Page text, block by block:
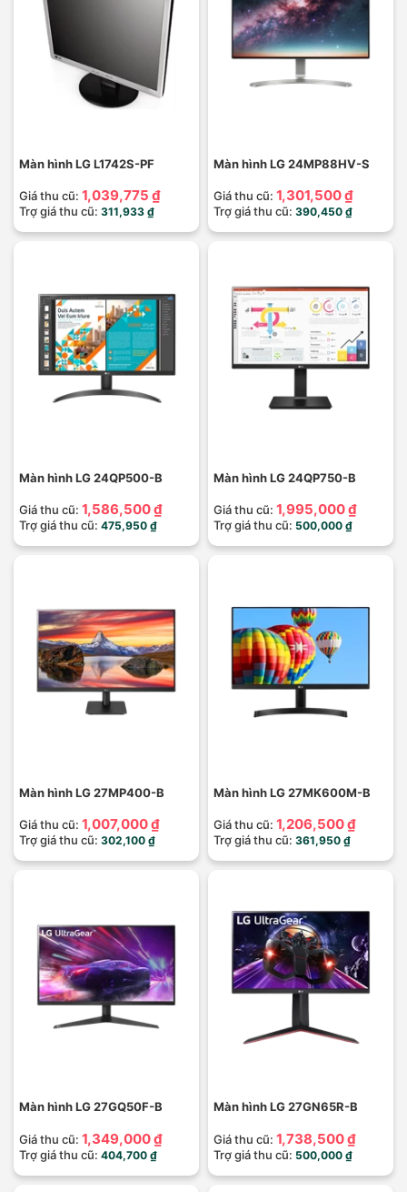
Màn hình LG L1742S-PF
Giá thu cũ: 1,039,775 ₫
Trợ giá thu cũ: 311,933 ₫
Màn hình LG 24MP88HV-S
Giá thu cũ: 1,301,500 ₫
Trợ giá thu cũ: 390,450 ₫
Màn hình LG 24QP500-B
Giá thu cũ: 1,586,500 ₫
Trợ giá thu cũ: 475,950 ₫
Màn hình LG 24QP750-B
Giá thu cũ: 1,995,000 ₫
Trợ giá thu cũ: 500,000 ₫
Màn hình LG 27MP400-B
Giá thu cũ: 1,007,000 ₫
Trợ giá thu cũ: 302,100 ₫
Màn hình LG 27MK600M-B
Giá thu cũ: 1,206,500 ₫
Trợ giá thu cũ: 361,950 ₫
Màn hình LG 27GQ50F-B
Giá thu cũ: 1,349,000 ₫
Trợ giá thu cũ: 404,700 ₫
Màn hình LG 27GN65R-B
Giá thu cũ: 1,738,500 ₫
Trợ giá thu cũ: 500,000 ₫